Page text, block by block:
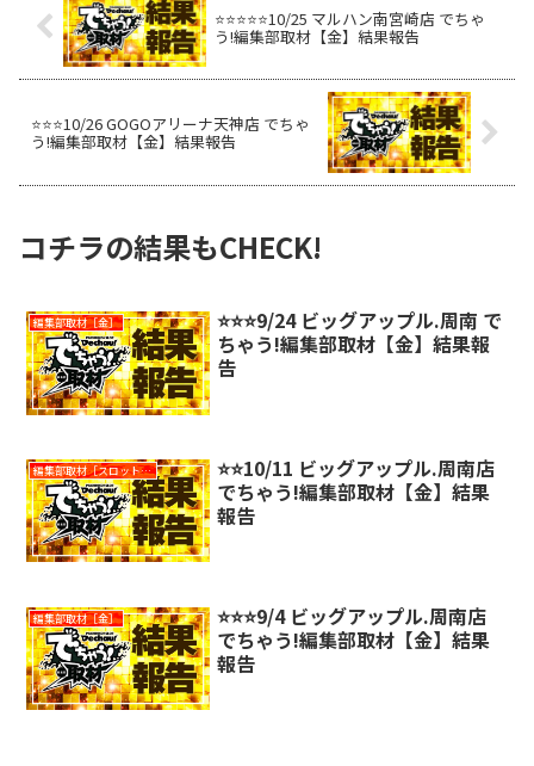
⭐️⭐️⭐️⭐️⭐️10/25 マルハン南宮崎店 でちゃ
う!編集部取材【金】結果報告
⭐️⭐️⭐️10/26 GOGOアリーナ天神店 でちゃ
う!編集部取材【金】結果報告
コチラの結果もCHECK!
編集部取材［金］
⭐️⭐️⭐️9/24 ビッグアップル.周南 で
ちゃう!編集部取材【金】結果報
告
編集部取材［スロット対象機種アリ］
⭐️⭐️10/11 ビッグアップル.周南店
でちゃう!編集部取材【金】結果
報告
編集部取材［金］
⭐️⭐️⭐️9/4 ビッグアップル.周南店
でちゃう!編集部取材【金】結果
報告